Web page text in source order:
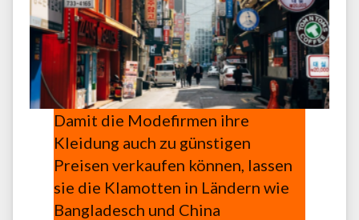
Damit die Modefirmen ihre
Kleidung auch zu günstigen
Preisen verkaufen können, lassen
sie die Klamotten in Ländern wie
Bangladesch und China